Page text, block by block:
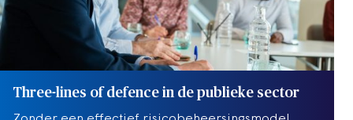
Three-lines of defence in de publieke sector